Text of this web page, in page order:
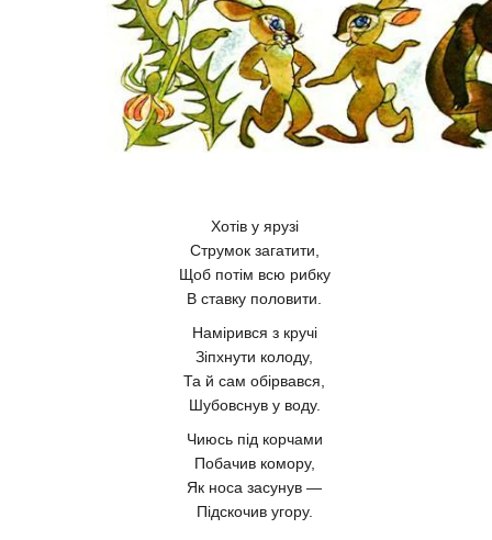
Хотів у ярузі
Струмок загатити,
Щоб потім всю рибку
В ставку половити.
Намірився з кручі
Зіпхнути колоду,
Та й сам обірвався,
Шубовснув у воду.
Чиюсь під корчами
Побачив комору,
Як носа засунув —
Підскочив угору.